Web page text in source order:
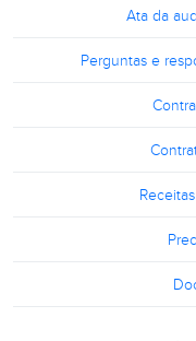
Ata da
Perguntas e